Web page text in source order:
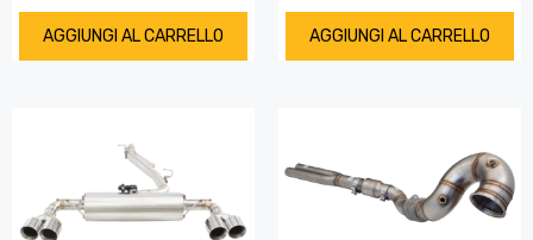
AGGIUNGI AL CARRELLO AGGIUNGI AL CARRELLO